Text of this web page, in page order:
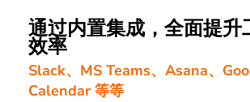
通过内置集成，全面提升
效率
Slack、MS Teams、Asana、
Calendar 等等